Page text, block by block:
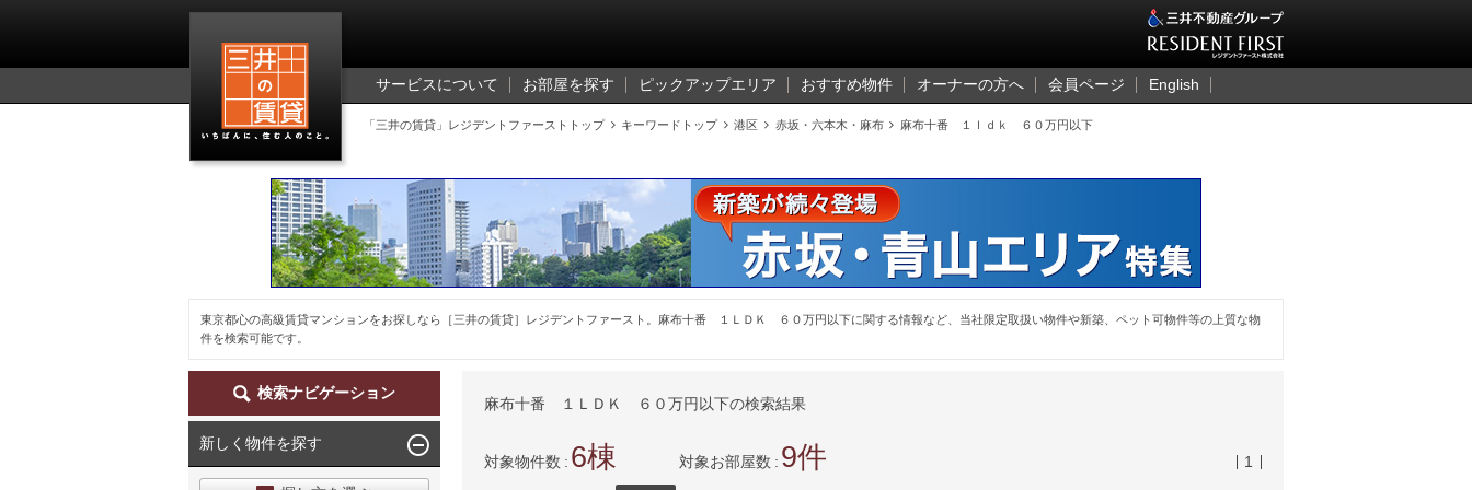
サービスについて お部屋を探す ピックアップエリア おすすめ物件 オーナーの方へ 会員ページ English
「三井の賃貸」レジデントファーストトップ  キーワードトップ  港区  赤坂・六本木・麻布  麻布十番 １ｌｄｋ ６０万円以下
東京都心の高級賃貸マンションをお探しなら［三井の賃貸］レジデントファースト。麻布十番 １ＬＤＫ ６０万円以下に関する情報など、当社限定取扱い物件や新築、ペット可物件等の上質な物
件を検索可能です。
麻布十番 １ＬＤＫ ６０万円以下の検索結果
対象物件数 6 対象お部屋数 9 1
検索ナビゲーション
新しく物件を探す